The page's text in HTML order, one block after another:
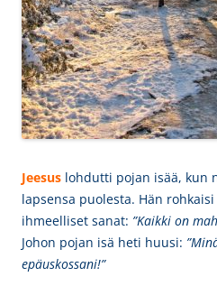
Jeesus lohdutti pojan isää, kun
lapsensa puolesta. Hän
ihmeelliset sanat: ”Kaikki on
Johon pojan isä heti huusi:
epäuskossani!”